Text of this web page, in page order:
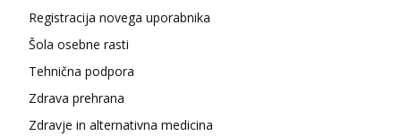
Registracija novega uporabnika
Šola osebne rasti
Tehnična podpora
Zdrava prehrana
Zdravje in alternativna medicina